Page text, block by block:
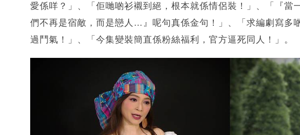
愛係咩？」、「佢哋啲衫襯到絕，根本就係情侶裝！」、「『當
們不再是宿敵，而是戀人…』呢句真係金句！」、「求編劇寫多
過鬥氣！」、「今集變裝簡直係粉絲福利，官方逼死同人！」。